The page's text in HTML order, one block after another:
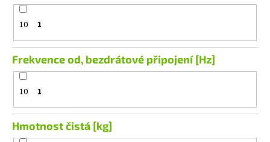
10 1
Frekvence od, bezdrátové připojení [Hz]
10 1
Hmotnost čistá [kg]